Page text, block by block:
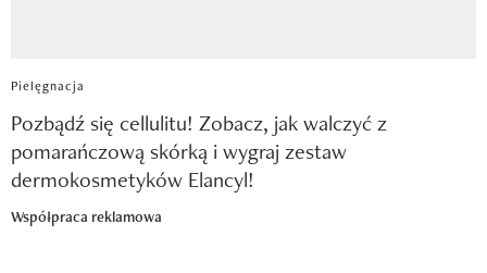
Pielęgnacja
Pozbądź się cellulitu! Zobacz, jak walczyć z
pomarańczową skórką i wygraj zestaw
dermokosmetyków Elancyl!
Współpraca reklamowa